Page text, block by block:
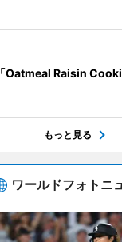
「Oatmeal Raisin
もっと見る
ワールドフォトニ